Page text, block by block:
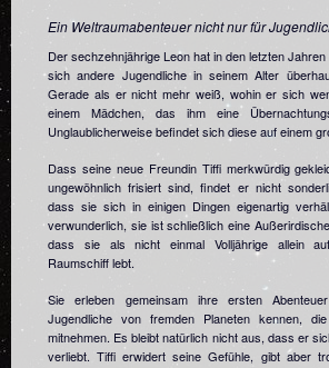
Ein Weltraumabenteuer nicht nur für
Der sechzehnjährige Leon hat in den letzten
sich andere Jugendliche in seinem Alter
Gerade als er nicht mehr weiß, wohin er sich
einem Mädchen, das ihm eine
Unglaublicherweise befindet sich diese auf einem
Dass seine neue Freundin Tiffi merkwürdig
ungewöhnlich frisiert sind, findet er nicht
dass sie sich in einigen Dingen eigenartig
verwunderlich, sie ist schließlich eine
dass sie als nicht einmal Volljährige allein
Raumschiff lebt.
Sie erleben gemeinsam ihre ersten
Jugendliche von fremden Planeten kennen,
mitnehmen. Es bleibt natürlich nicht aus, dass er
verliebt. Tiffi erwidert seine Gefühle, gibt aber